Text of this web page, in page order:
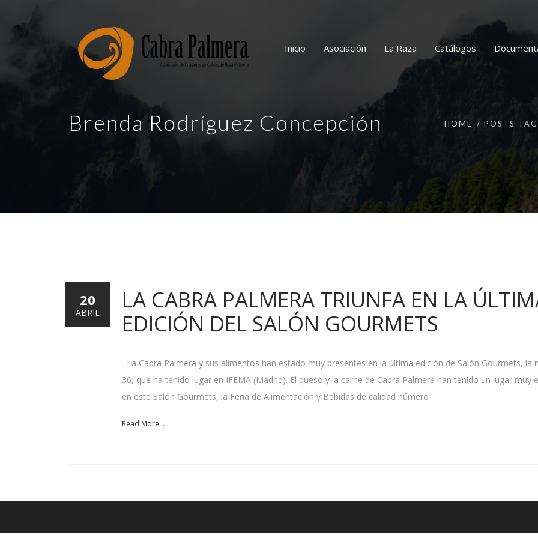
Inicio Asociación La Raza Catálogos
Brenda Rodríguez Concepción HOME POSTS
LA CABRA PALMERA TRIUNFA EN LA
EDICIÓN DEL SALÓN GOURMETS
La Cabra Palmera y sus alimentos han estado muy presentes en la última edición de Salón Gourmets, la
36, que ha tenido lugar en IFEMA (Madrid). El queso y la carne de Cabra Palmera han tenido un lugar muy
en este Salón Gourmets, la Feria de Alimentación y Bebidas de calidad número
Read More...
20
ABRIL